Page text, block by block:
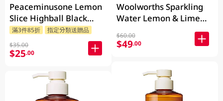
Peaceminusone Lemon
Slice Highball Black
500ML (G-Dragon's
brand)
滿3件85折
指定分類送贈品
$35.00
$25.00
Woolworths Sparkling
Water Lemon & Lime
$60.00
$49.00